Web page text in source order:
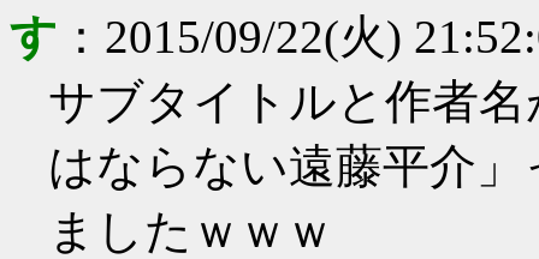
す ： 2015/09/22(火)
サブタイトルと作者
はならない遠藤平介
ましたｗｗｗ